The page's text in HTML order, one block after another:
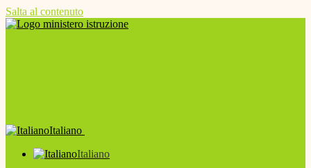
Salta al contenuto
Italiano
Italiano